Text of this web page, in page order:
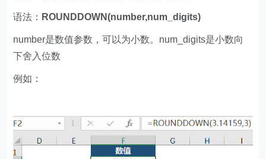
语法： ROUNDDOWN(number,num_digits)
number是数值参数，可以为小数。num_digits是小数向
下舍入位数
例如：